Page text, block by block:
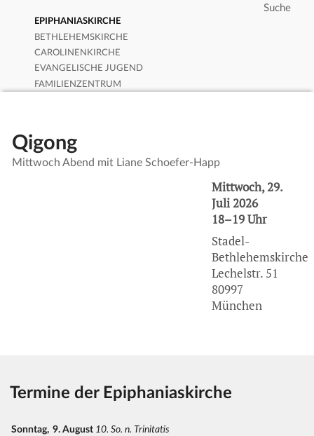
EPIPHANIASKIRCHE
BETHLEHEMSKIRCHE
CAROLINENKIRCHE
EVANGELISCHE JUGEND
FAMILIENZENTRUM
Qigong
Mittwoch Abend mit Liane Schoefer-Happ
Mittwoch, 29.
Juli 2026
18–19 Uhr
Stadel-
Bethlehemskirche
Lechelstr. 51
80997
München
Termine der Epiphaniaskirche
Sonntag, 9. August 10. So. n. Trinitatis